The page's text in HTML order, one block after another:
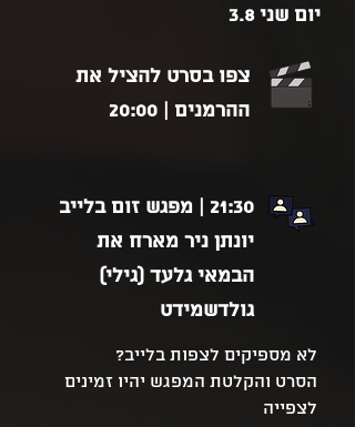
יום שני 3.8
צפו בסרט להציל את
ההרמנים | 20:00
21:30 | מפגש זום בלייב
יונתן ניר מארח את
הבמאי גלעד (גילי)
גולדשמידט
לא מספיקים לצפות בלייב?
הסרט והקלטת המפגש יהיו זמינים
לצפייה